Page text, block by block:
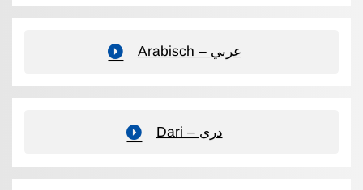
Arabisch – عربي
Dari – دری